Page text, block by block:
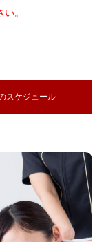
。
スケジュール